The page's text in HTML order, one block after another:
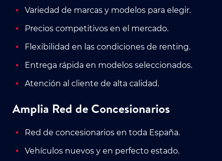
Variedad de marcas y modelos para elegir.
Precios competitivos en el mercado.
Flexibilidad en las condiciones de renting.
Entrega rápida en modelos seleccionados.
Atención al cliente de alta calidad.
Amplia Red de Concesionarios
Red de concesionarios en toda España.
Vehículos nuevos y en perfecto estado.